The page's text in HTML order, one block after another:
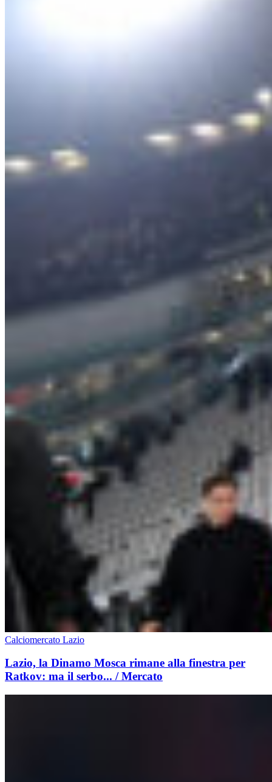
Calciomercato Lazio
Lazio, la Dinamo Mosca rimane alla finestra per
Ratkov: ma il serbo... / Mercato